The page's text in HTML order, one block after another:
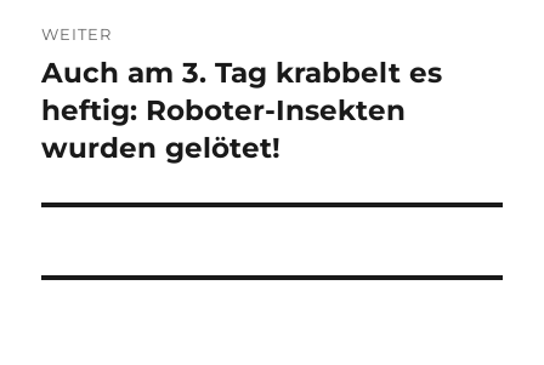
WEITER
Nächster
Beitrag:
Auch am 3. Tag krabbelt es
heftig: Roboter-Insekten
wurden gelötet!